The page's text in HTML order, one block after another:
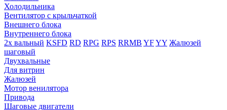
Холодильника
Вентилятор с крыльчаткой
Внешнего блока
Внутреннего блока
2х вальный KSFD RD RPG RPS RRMB YFYY Жалюзей
шаговый
Двухвальные
Для витрин
Жалюзей
Мотор венилятора
Привода
Шаговые двигатели